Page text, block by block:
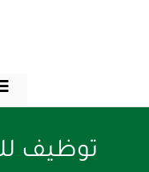
توظيف